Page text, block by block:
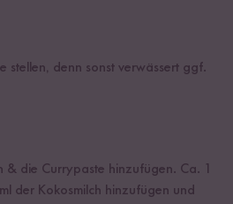
stellen, denn sonst verwässert ggf.
& die Currypaste hinzufügen. Ca. 1
der Kokosmilch hinzufügen und